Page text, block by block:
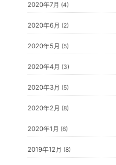
2020年7月 (4)
2020年6月 (2)
2020年5月 (5)
2020年4月 (3)
2020年3月 (5)
2020年2月 (8)
2020年1月 (6)
2019年12月 (8)